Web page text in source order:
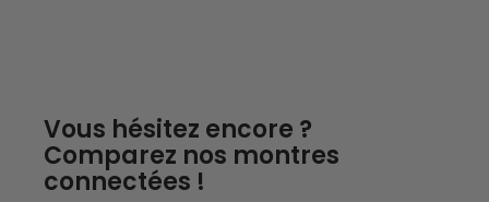
Vous hésitez encore ?
Comparez nos montres
connectées !